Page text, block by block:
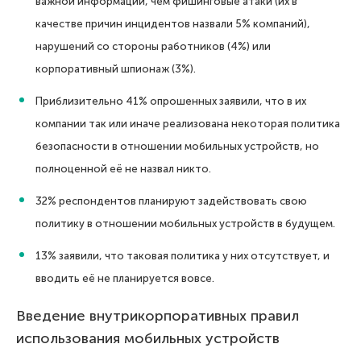
качестве причин инцидентов назвали 5% компаний),
нарушений со стороны работников (4%) или
корпоративный шпионаж (3%).
Приблизительно 41% опрошенных заявили, что в их
компании так или иначе реализована некоторая политика
безопасности в отношении мобильных устройств, но
полноценной её не назвал никто.
32% респондентов планируют задействовать свою
политику в отношении мобильных устройств в будущем.
13% заявили, что таковая политика у них отсутствует, и
вводить её не планируется вовсе.
Введение внутрикорпоративных правил
использования мобильных устройств